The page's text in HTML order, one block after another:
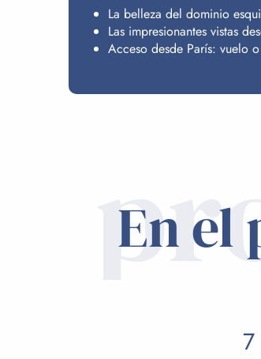
La belleza del dominio
Las impresionantes vistas
Acceso desde París: vuelo
En el